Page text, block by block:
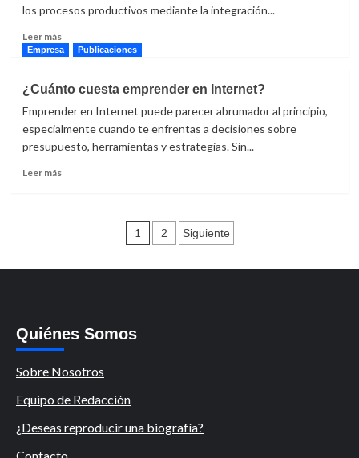
aromas
los procesos productivos mediante la integración...
Leer másLeer
más
papel
de
la
Inteligencia
Artificial
en
Empresa Publicaciones
¿Cuánto cuesta emprender en Internet?
Emprender en Internet puede parecer abrumador al principio,
especialmente cuando te enfrentas a decisiones sobre
presupuesto, herramientas y estrategias. Sin...
Leer másLeer
Paginación
1 2 Siguiente
Quiénes Somos
Sobre Nosotros
Equipo de Redacción
¿Deseas reproducir una biografía?